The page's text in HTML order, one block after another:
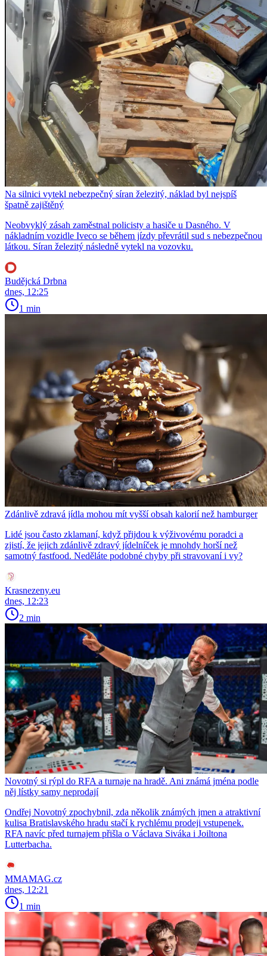
Na silnici vytekl nebezpečný síran železitý, náklad byl nejspíš
špatně zajištěný
Neobvyklý zásah zaměstnal policisty a hasiče u Dasného. V
nákladním vozidle Iveco se během jízdy převrátil sud s nebezpečnou
látkou. Síran železitý následně vytekl na vozovku.
Budějcká Drbna
dnes, 12:25
1 min
Zdánlivě zdravá jídla mohou mít vyšší obsah kalorií než hamburger
Lidé jsou často zklamaní, když přijdou k výživovému poradci a
zjistí, že jejich zdánlivě zdravý jídelníček je mnohdy horší než
samotný fastfood. Neděláte podobné chyby při stravovaní i vy?
Krasnezeny.eu
dnes, 12:23
2 min
Novotný si rýpl do RFA a turnaje na hradě. Ani známá jména podle
něj lístky samy neprodají
Ondřej Novotný zpochybnil, zda několik známých jmen a atraktivní
kulisa Bratislavského hradu stačí k rychlému prodeji vstupenek.
RFA navíc před turnajem přišla o Václava Siváka i Joiltona
Lutterbacha.
MMAMAG.cz
dnes, 12:21
1 min